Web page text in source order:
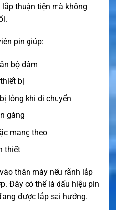
thuận tiện mà không
pin giúp:
bộ đàm
bị
lỏng khi di chuyển
gàng
mang theo
thiết
thân máy nếu rãnh lắp
Đây có thể là dấu hiệu pin
được lắp sai hướng.